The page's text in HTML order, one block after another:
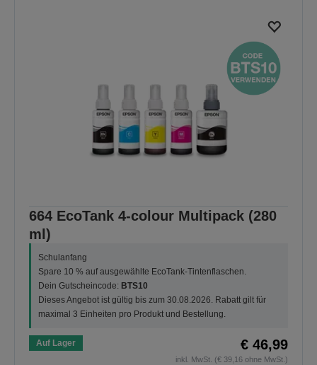
664 EcoTank 4-colour Multipack (280
ml)
Schulanfang
Spare 10 % auf ausgewählte EcoTank-Tintenflaschen.
Dein Gutscheincode: BTS10
Dieses Angebot ist gültig bis zum 30.08.2026. Rabatt gilt für
maximal 3 Einheiten pro Produkt und Bestellung.
Auf Lager € 46,99
inkl. MwSt. (€ 39,16 ohne MwSt.)